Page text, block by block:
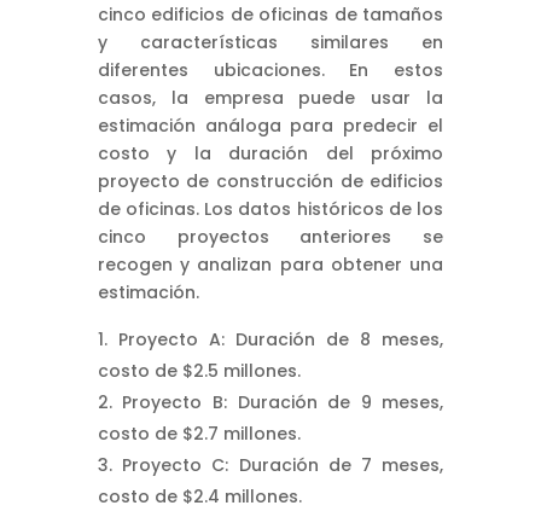
cinco edificios de oficinas de tamaños
y características similares en
diferentes ubicaciones. En estos
casos, la empresa puede usar la
estimación análoga para predecir el
costo y la duración del próximo
proyecto de construcción de edificios
de oficinas. Los datos históricos de los
cinco proyectos anteriores se
recogen y analizan para obtener una
estimación.
Proyecto A: Duración de 8 meses,
costo de $2.5 millones.
Proyecto B: Duración de 9 meses,
costo de $2.7 millones.
Proyecto C: Duración de 7 meses,
costo de $2.4 millones.